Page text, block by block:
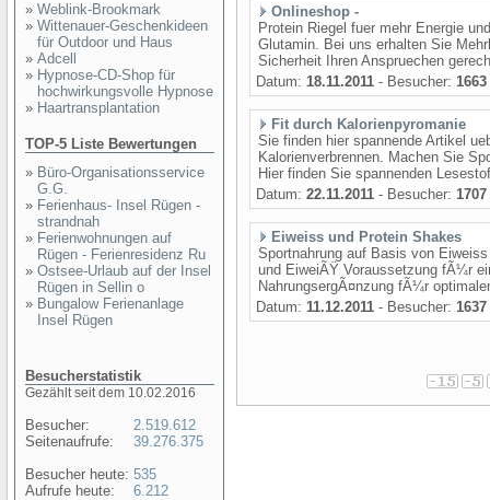
» Weblink-Brookmark
» Wittenauer-Geschenkideen
für Outdoor und Haus
» Adcell
» Hypnose-CD-Shop für
hochwirkungsvolle Hypnose
» Haartransplantation
TOP-5 Liste Bewertungen
» Büro-Organisationsservice
G.G.
» Ferienhaus- Insel Rügen -
strandnah
» Ferienwohnungen auf
Rügen - Ferienresidenz Ru
» Ostsee-Urlaub auf der Insel
Rügen in Sellin o
» Bungalow Ferienanlage
Insel Rügen
Besucherstatistik
Gezählt seit dem 10.02.2016
Besucher:
Seitenaufrufe:
Besucher heute:
Aufrufe heute:
2.519.612
39.276.375
535
6.212
Onlineshop -
Protein Riegel fuer mehr Energie
Glutamin. Bei uns erhalten Sie
Sicherheit Ihren Anspruechen
Datum: 18.11.2011 - Besucher: 1663
Fit durch Kalorienpyromanie
Sie finden hier spannende Artikel
Kalorienverbrennen. Machen Sie
Hier finden Sie spannenden
Datum: 22.11.2011 - Besucher: 1707
Eiweiss und Protein Shakes
Sportnahrung auf Basis von
und EiweiÃŸ Voraussetzung fÃ¼r
NahrungsergÃ¤nzung fÃ¼r
Datum: 11.12.2011 - Besucher: 1637